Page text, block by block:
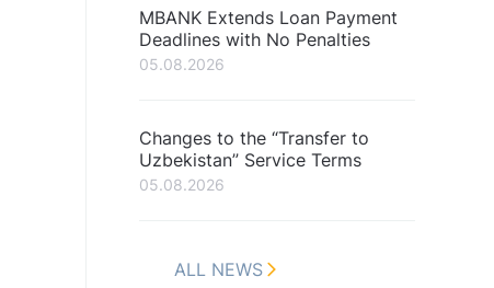
MBANK Extends Loan Payment
Deadlines with No Penalties
05.08.2026
Changes to the “Transfer to
Uzbekistan” Service Terms
05.08.2026
ALL NEWS